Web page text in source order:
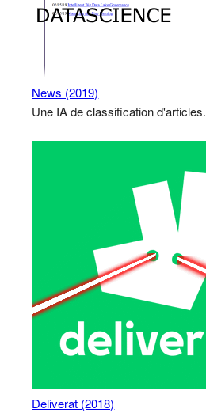
News (2019)
Une IA de classification d'articles.
Deliverat (2018)